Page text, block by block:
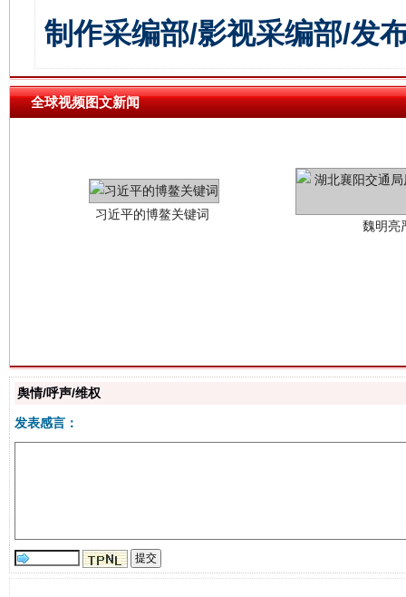
制作采编部/影视采编部/发
全球视频图文新闻习近平的博鳌关键词
魏明亮
揭批美国五大"原罪" "炒
舆情/呼声/维权
发表感言：